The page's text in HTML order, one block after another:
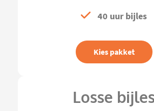
40 uur bijles
Kies pakket
Losse